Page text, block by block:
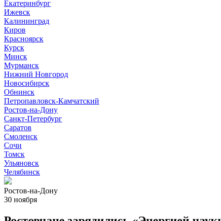
Екатеринбург
Ижевск
Калининград
Киров
Красноярск
Курск
Минск
Мурманск
Нижний Новгород
Новосибирск
Обнинск
Петропавловск-Камчатский
Ростов-на-Дону
Санкт-Петербург
Саратов
Смоленск
Сочи
Томск
Ульяновск
Челябинск
Ростов-на-Дону
30 ноября